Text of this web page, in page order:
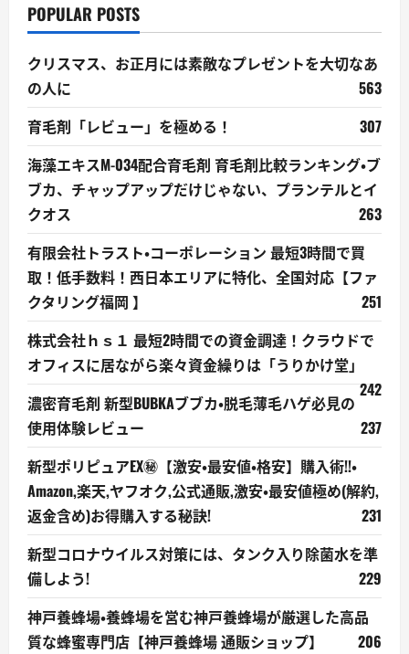
POPULAR POSTS
クリスマス、お正月には素敵なプレゼントを大切なあ
の人に
563
育毛剤「レビュー」を極める！
307
海藻エキスM-034配合育毛剤 育毛剤比較ランキング・ブ
ブカ、チャップアップだけじゃない、プランテルとイ
クオス
263
有限会社トラスト・コーポレーション 最短3時間で買
取！低手数料！西日本エリアに特化、全国対応【ファ
クタリング福岡 】
251
株式会社ｈｓ１ 最短2時間での資金調達！クラウドで
オフィスに居ながら楽々資金繰りは「うりかけ堂」
242
濃密育毛剤 新型BUBKAブブカ・脱毛薄毛ハゲ必見の
使用体験レビュー
237
新型ポリピュアEX㊙【激安・最安値・格安】購入術!!・
Amazon,楽天,ヤフオク,公式通販,激安・最安値極め(解約,
返金含め)お得購入する秘訣!
231
新型コロナウイルス対策には、タンク入り除菌水を準
備しよう!
229
神戸養蜂場・養蜂場を営む神戸養蜂場が厳選した高品
質な蜂蜜専門店【神戸養蜂場 通販ショップ】
206